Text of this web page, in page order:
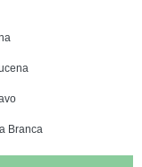
Branca